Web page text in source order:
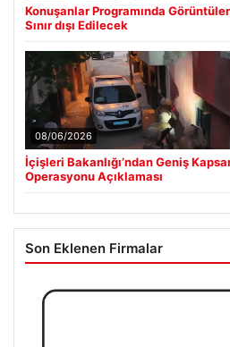
Konuşanlar Programında
Sınır dışı Edilecek
08/06/2026
İçişleri Bakanlığı’ndan Geniş
Operasyonu Açıklaması
Son Eklenen Firmalar